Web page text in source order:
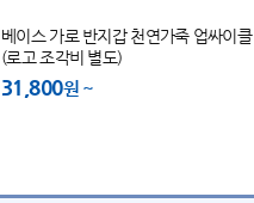
베이스 가로 반지갑 천연가죽 업싸이클
(로고 조각비 별도)
31,800원